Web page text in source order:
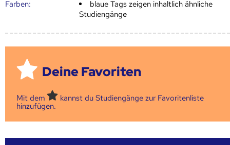
Farben:
blaue Tags zeigen inhaltlich ähnliche
Studiengänge
Deine Favoriten
Mit dem
kannst du Studiengänge zur Favoritenliste
hinzufügen.